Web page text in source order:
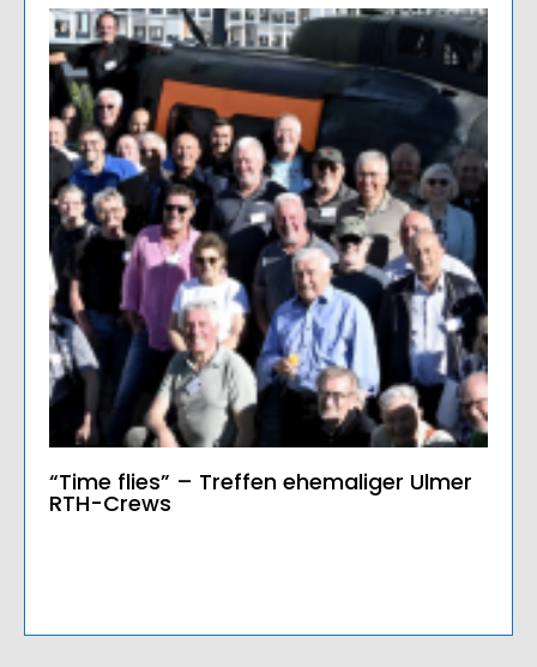
“Time flies” – Treffen ehemaliger Ulmer
RTH-Crews